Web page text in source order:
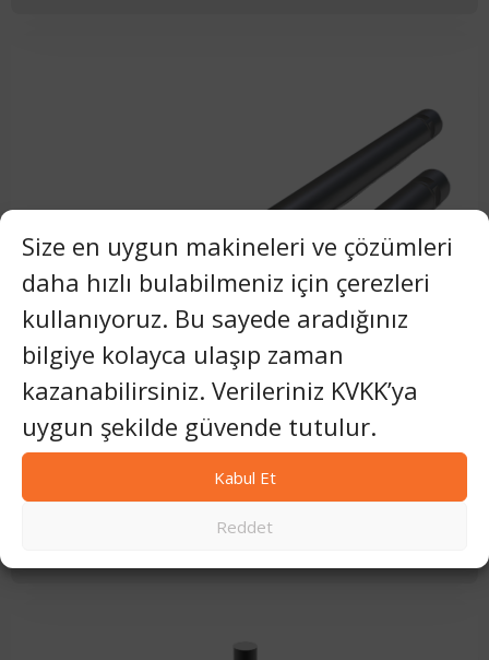
Size en uygun makineleri ve çözümleri
daha hızlı bulabilmeniz için çerezleri
kullanıyoruz. Bu sayede aradığınız
bilgiye kolayca ulaşıp zaman
kazanabilirsiniz. Verileriniz KVKK’ya
uygun şekilde güvende tutulur.
Kabul Et
Reddet
TIGER TIJLER